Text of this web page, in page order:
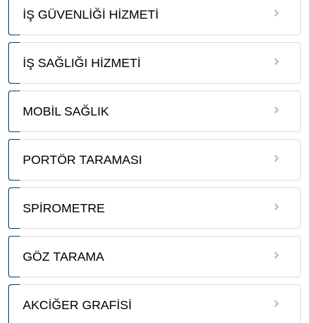
İŞ GÜVENLİĞİ HİZMETİ
İŞ SAĞLIĞI HİZMETİ
MOBİL SAĞLIK
PORTÖR TARAMASI
SPİROMETRE
GÖZ TARAMA
AKCİĞER GRAFİSİ